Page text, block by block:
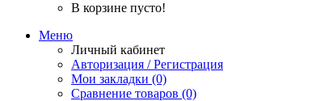
В корзине пусто!
Меню
Личный кабинет
Авторизация / Регистрация
Мои закладки (0)
Сравнение товаров (0)